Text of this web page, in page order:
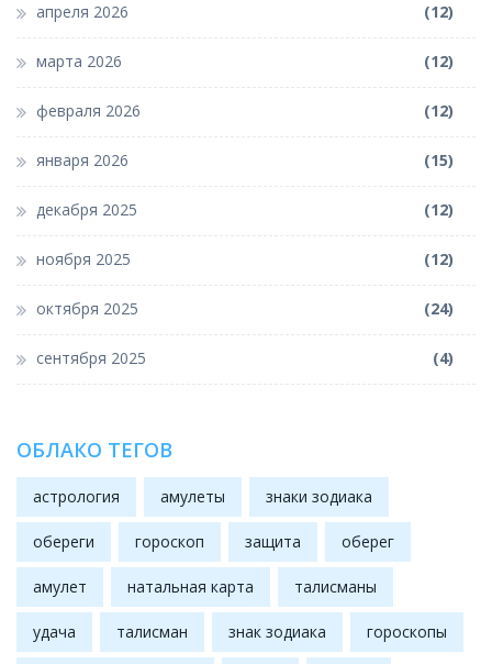
апреля 2026 (12)
марта 2026 (12)
февраля 2026 (12)
января 2026 (15)
декабря 2025 (12)
ноября 2025 (12)
октября 2025 (24)
сентября 2025 (4)
ОБЛАКО ТЕГОВ
астрология амулеты знаки зодиака
обереги гороскоп защита оберег
амулет натальная карта талисманы
удача талисман знак зодиака гороскопы